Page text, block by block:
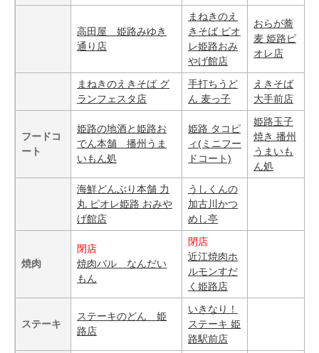
高田屋 姫路みゆき
通り店
まねきのえ
きそば ピオ
レ姫路おみ
やげ館店
おらが蕎
麦 姫路ピ
オレ店
まねきのえきそば グ
ランフェスタ店
手打ちうど
ん 麦っ子
えきそば
大手前店
フードコ
ート
姫路の地酒と姫路お
でん本舗 播州うま
いもん処
姫路 タコピ
ィ(ミニフー
ドコート)
姫路玉子
焼き 播州
うまいも
ん処
海鮮どんぶり本舗 力
丸 ピオレ姫路 おみや
げ館店
うしくんの
加古川かつ
めし亭
焼肉
閉店
焼肉バル なんだい
もん
閉店
近江焼肉ホ
ルモンすだ
く姫路店
ステーキ
ステーキのどん 姫
路店
いきなり！
ステーキ 姫
路駅前店